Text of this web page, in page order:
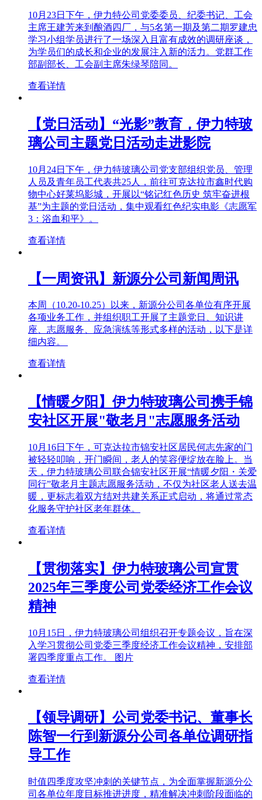
10月23日下午，伊力特公司党委委员、纪委书记、工会
主席王建芳来到酿酒四厂，与5名第一期及第二期罗建忠
学习小组学员进行了一场深入且富有成效的调研座谈，
为学员们的成长和企业的发展注入新的活力。党群工作
部副部长、工会副主席朱绿琴陪同。
查看详情
【党日活动】“光影”教育，伊力特玻
璃公司主题党日活动走进影院
10月24日下午，伊力特玻璃公司党支部组织党员、管理
人员及青年员工代表共25人，前往可克达拉市鑫时代购
物中心好莱坞影城，开展以“铭记红色历史 筑牢奋进根
基”为主题的党日活动，集中观看红色纪实电影《志愿军
3：浴血和平》。
查看详情
【一周资讯】新源分公司新闻周讯
本周（10.20-10.25）以来，新源分公司各单位有序开展
各项业务工作，并组织职工开展了主题党日、知识讲
座、志愿服务、应急演练等形式多样的活动，以下是详
细内容。
查看详情
【情暖夕阳】伊力特玻璃公司携手锦
安社区开展"敬老月"志愿服务活动
10月16日下午，可克达拉市锦安社区居民何志先家的门
被轻轻叩响，开门瞬间，老人的笑容便绽放在脸上。当
天，伊力特玻璃公司联合锦安社区开展“情暖夕阳・关爱
同行”敬老月主题志愿服务活动，不仅为社区老人送去温
暖，更标志着双方结对共建关系正式启动，将通过常态
化服务守护社区老年群体。
查看详情
【贯彻落实】伊力特玻璃公司宣贯
2025年三季度公司党委经济工作会议
精神
10月15日，伊力特玻璃公司组织召开专题会议，旨在深
入学习贯彻公司党委三季度经济工作会议精神，安排部
署四季度重点工作。 图片
查看详情
【领导调研】公司党委书记、董事长
陈智一行到新源分公司各单位调研指
导工作
时值四季度攻坚冲刺的关键节点，为全面掌握新源分公
司各单位年度目标推进进度，精准解决冲刺阶段面临的